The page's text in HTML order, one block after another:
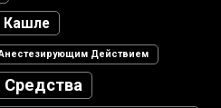
Кашле
Действием